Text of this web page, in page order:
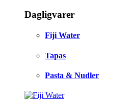
Dagligvarer
Fiji Water
Tapas
Pasta & Nudler